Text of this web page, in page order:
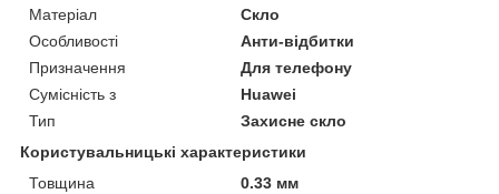
Матеріал
Скло
Особливості
Анти-відбитки
Призначення
Для телефону
Сумісність з
Huawei
Тип
Захисне скло
Користувальницькі характеристики
Товщина
0.33 мм